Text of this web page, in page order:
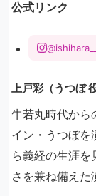
公式リンク
上戸彩（うつぼ 役
牛若丸時代から
イン・うつぼを
ら義経の生涯を
さを兼ね備えた